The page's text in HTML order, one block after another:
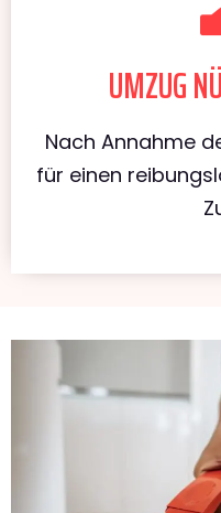
UMZUG
Nach Annahme
für einen